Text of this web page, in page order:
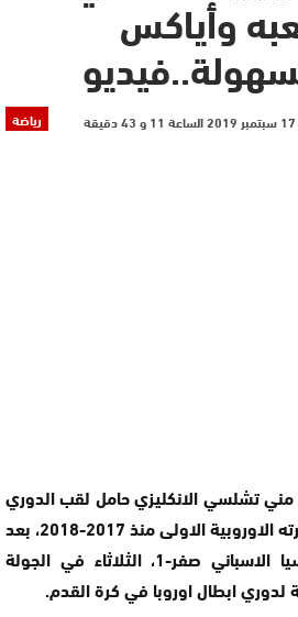
وأياكس
رياضة 17 سبتمبر 2019 الساعة 11 و 43 دقيقة
تشلسي الانكليزي حامل لقب الدوري
الاوروبي “يوروبا ليغ” بخسارته الاوروبية الاولى منذ 2017-2018، بعد
سقوطه أمام ضيفه فالنسيا الاسباني صفر-1، الثلاثاء في الجولة
لدوري ابطال اوروبا في كرة القدم.